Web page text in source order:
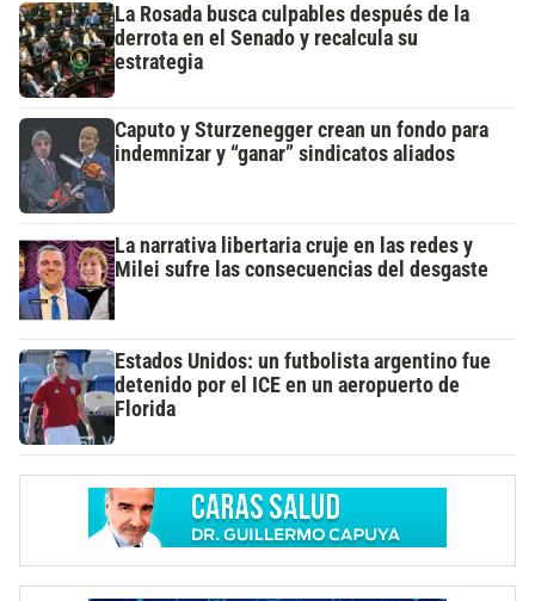
La Rosada busca culpables después de la
derrota en el Senado y recalcula su
estrategia
Caputo y Sturzenegger crean un fondo para
indemnizar y “ganar” sindicatos aliados
La narrativa libertaria cruje en las redes y
Milei sufre las consecuencias del desgaste
Estados Unidos: un futbolista argentino fue
detenido por el ICE en un aeropuerto de
Florida